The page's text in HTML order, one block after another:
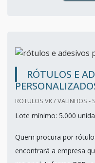
RÓTULOS E
ROTULOS VK / VALINHOS -
Lote mínimo: 5.000
Quem procura por
encontrará a empresa